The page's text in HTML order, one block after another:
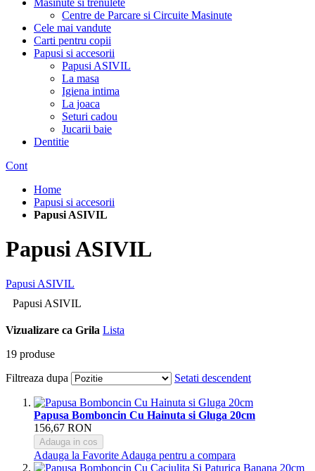
Masinute si trenulete
Centre de Parcare si Circuite Masinute
Cele mai vandute
Carti pentru copii
Papusi si accesorii
Papusi ASIVIL
La masa
Igiena intima
La joaca
Seturi cadou
Jucarii baie
Dentitie
Cont
Home
Papusi si accesorii
Papusi ASIVIL
Papusi ASIVIL
Papusi ASIVIL
Papusi ASIVIL
Vizualizare ca Grila Lista
19 produse
Filtreaza dupa
Setati descendent
Papusa Bomboncin Cu Hainuta si Gluga 20cm
156,67 RON
Adauga in cos
Adauga la Favorite Adauga pentru a compara